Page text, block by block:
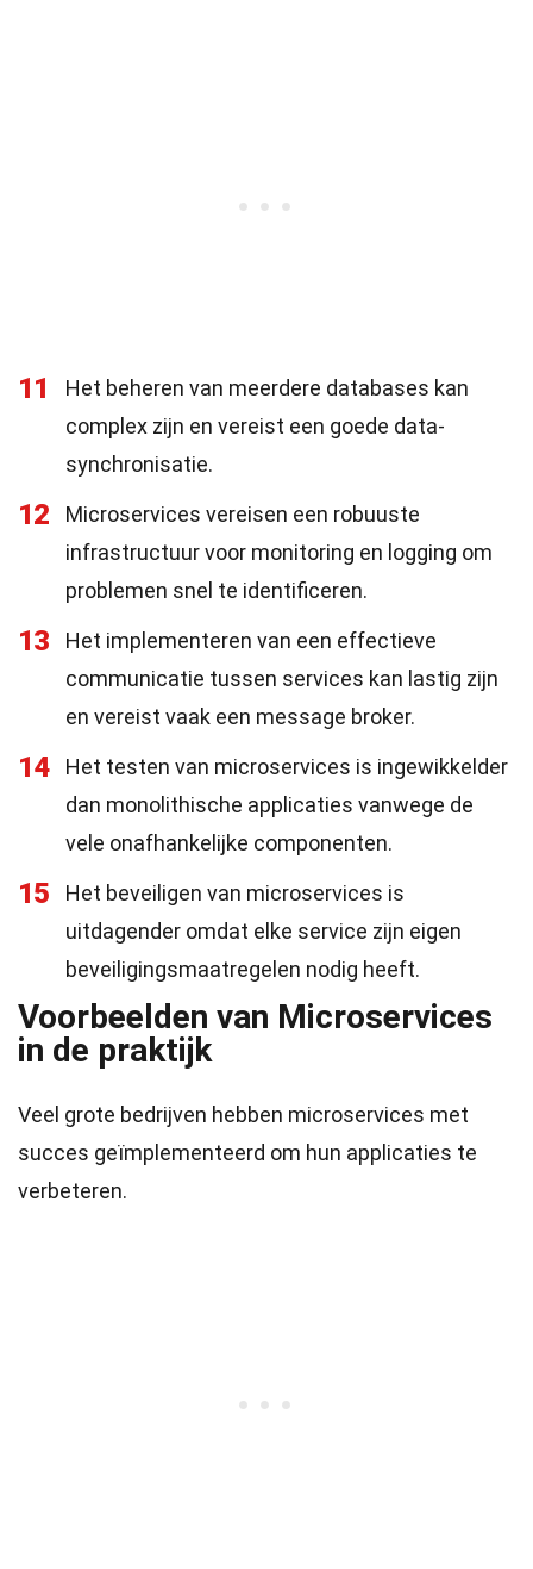
11
Het beheren van meerdere databases kan
complex zijn en vereist een goede data-
synchronisatie.
12
Microservices vereisen een robuuste
infrastructuur voor monitoring en logging om
problemen snel te identificeren.
13
Het implementeren van een effectieve
communicatie tussen services kan lastig zijn
en vereist vaak een message broker.
14
Het testen van microservices is ingewikkelder
dan monolithische applicaties vanwege de
vele onafhankelijke componenten.
15
Het beveiligen van microservices is
uitdagender omdat elke service zijn eigen
beveiligingsmaatregelen nodig heeft.
Voorbeelden van Microservices
in de praktijk
Veel grote bedrijven hebben microservices met
succes geïmplementeerd om hun applicaties te
verbeteren.